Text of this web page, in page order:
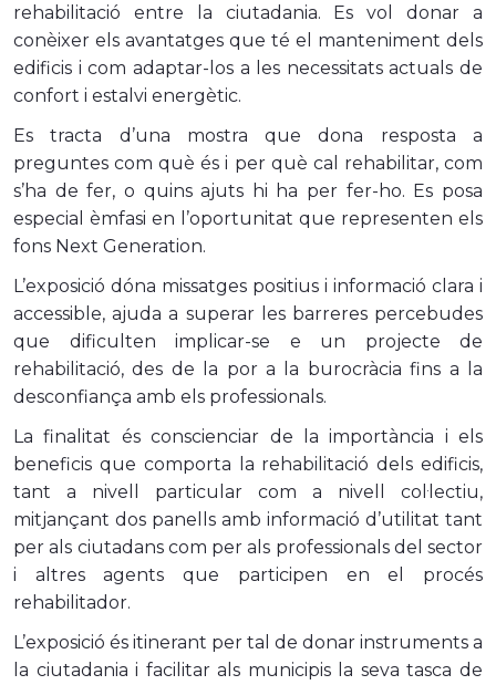
rehabilitació entre la ciutadania. Es vol donar a
conèixer els avantatges que té el manteniment dels
edificis i com adaptar-los a les necessitats actuals de
confort i estalvi energètic.
Es tracta d’una mostra que dona resposta a
preguntes com què és i per què cal rehabilitar, com
s’ha de fer, o quins ajuts hi ha per fer-ho. Es posa
especial èmfasi en l’oportunitat que representen els
fons Next Generation.
L’exposició dóna missatges positius i informació clara i
accessible, ajuda a superar les barreres percebudes
que dificulten implicar-se e un projecte de
rehabilitació, des de la por a la burocràcia fins a la
desconfiança amb els professionals.
La finalitat és conscienciar de la importància i els
beneficis que comporta la rehabilitació dels edificis,
tant a nivell particular com a nivell col·lectiu,
mitjançant dos panells amb informació d’utilitat tant
per als ciutadans com per als professionals del sector
i altres agents que participen en el procés
rehabilitador.
L’exposició és itinerant per tal de donar instruments a
la ciutadania i facilitar als municipis la seva tasca de